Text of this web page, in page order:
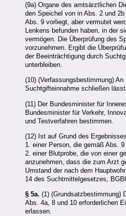
(9a) Organe des amtsärztlichen
den Speichel von in Abs. 2 und
Abs. 9 vorliegt, aber vermutet
Lenkens befunden haben, in der
vermögen. Die Überprüfung des
vorzunehmen. Ergibt die
der Beeinträchtigung durch
unterbleiben.
(10) (Verfassungsbestimmung)
Suchtgifteinnahme schließen
(11) Der Bundesminister für
Bundesminister für Verkehr,
und Testverfahren bestimmen.
(12) Ist auf Grund des
1. einer Person, die gemäß Abs.
2. einer Blutprobe, die von einer
anzunehmen, dass die zum Arzt
Umstand der nach dem
14 des Suchtmittelgesetzes,
§ 5a. (1) (Grundsatzbestimmung)
Abs. 4a, 8 und 10 erforderlichen
erlassen.